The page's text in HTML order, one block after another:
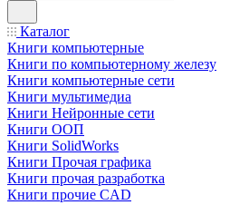
Каталог
Книги компьютерные
Книги по компьютерному железу
Книги компьютерные сети
Книги мультимедиа
Книги Нейронные сети
Книги ООП
Книги SolidWorks
Книги Прочая графика
Книги прочая разработка
Книги прочие CAD